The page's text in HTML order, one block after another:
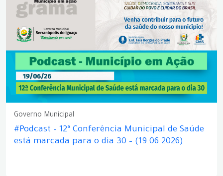
Governo Municipal
#Podcast – 12ª Conferência Municipal de Saúde
está marcada para o dia 30 – (19.06.2026)